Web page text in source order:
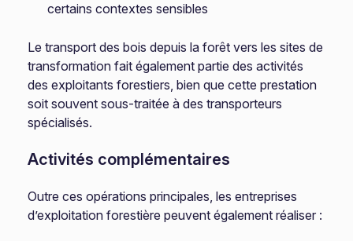
certains contextes sensibles
Le transport des bois depuis la forêt vers les sites de
transformation fait également partie des activités
des exploitants forestiers, bien que cette prestation
soit souvent sous-traitée à des transporteurs
spécialisés.
Activités complémentaires
Outre ces opérations principales, les entreprises
d’exploitation forestière peuvent également réaliser :